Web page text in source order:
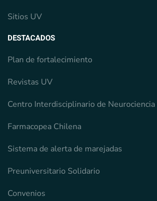
Sitios UV
DESTACADOS
Plan de fortalecimiento
Revistas UV
Centro Interdisciplinario de Neurociencia
Farmacopea Chilena
Sistema de alerta de marejadas
Preuniversitario Solidario
Convenios